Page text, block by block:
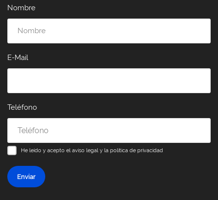
Nombre
E-Mail
Teléfono
He leído y acepto el aviso legal y la política de privacidad
Enviar